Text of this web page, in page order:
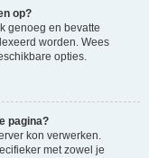
op?
genoeg en bevatte
worden. Wees
opties.
pagina?
kon verwerken.
met zowel je